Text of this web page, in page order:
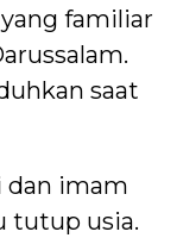
familiar
saat
dan imam
tutup usia.